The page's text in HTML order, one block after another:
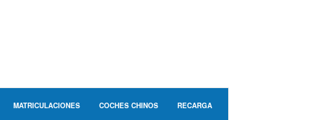
MATRICULACIONES COCHES CHINOS RECARGA